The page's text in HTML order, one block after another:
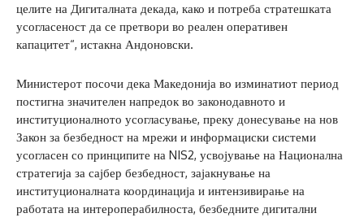
целите на Дигиталната декада, како и потреба стратешката
усогласеност да се претвори во реален оперативен
капацитет“, истакна Андоновски.
Министерот посочи дека Македонија во изминатиот период
постигна значителен напредок во законодавното и
институционалното усогласување, преку донесување на нов
Закон за безбедност на мрежи и информациски системи
усогласен со принципите на NIS2, усвојување на Национална
стратегија за сајбер безбедност, зајакнување на
институционалната координација и интензивирање на
работата на интероперабилноста, безбедните дигитални